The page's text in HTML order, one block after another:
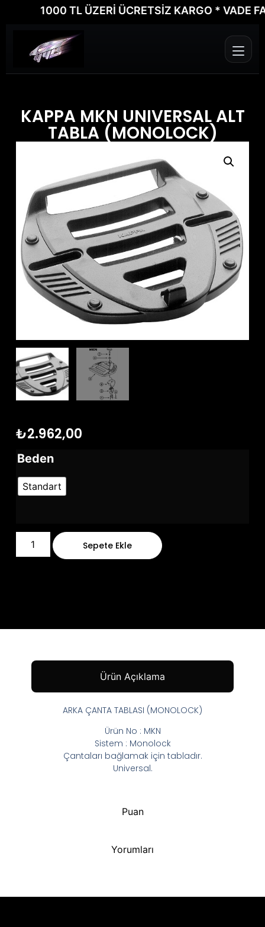
1000 TL ÜZERİ ÜCRETSİZ KARGO * VADE
KAPPA MKN UNIVERSAL ALT
TABLA (MONOLOCK)
₺2.962,00
Beden
Standart
Sepete Ekle
Ürün Açıklama
Puan
Yorumları
ARKA ÇANTA TABLASI (MONOLOCK)
Ürün No : MKN
Sistem : Monolock
Çantaları bağlamak için tabladır.
Universal.